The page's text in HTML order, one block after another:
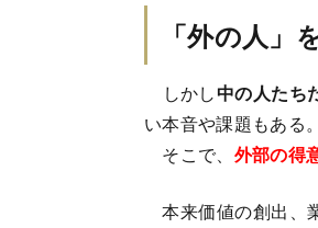
「外の人」
しかし中の人たち
い本音や課題もある
そこで、 外部の得
本来価値の創出、